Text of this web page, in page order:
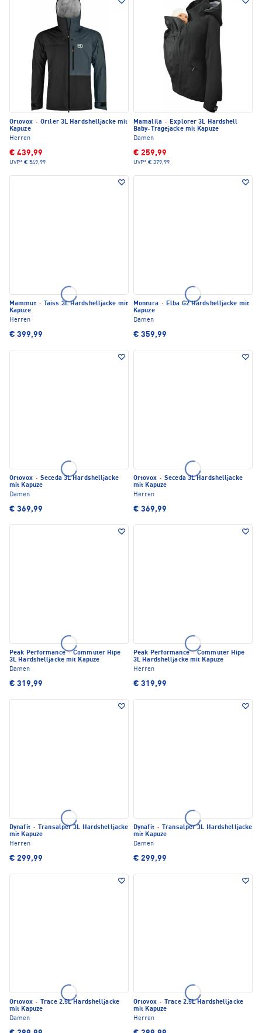
Ortovox · Ortler 3L Hardshelljacke mit
Kapuze
Herren
€ 439,99
UVP* € 549,99
Mamalila · Explorer 3L Hardshell
Baby-Tragejacke mit Kapuze
Damen
€ 259,99
UVP* € 379,99
Mammut ·
Taiss 3L Hardshelljacke mit
Kapuze
Herren
€ 399,99
Montura · Elba G2 Hardshelljacke mit
Kapuze
Damen
€ 359,99
Ortovox · Seceda 3L Hardshelljacke
mit Kapuze
Damen
€ 369,99
Ortovox · Seceda 3L Hardshelljacke
mit Kapuze
Herren
€ 369,99
Peak Performance·Commuter Hipe
3L Hardshelljacke mit Kapuze
Damen
€ 319,99
Peak Performance·Commuter Hipe
3L Hardshelljacke mit Kapuze
Herren
€ 319,99
Dynafit ·
Transalper 3L Hardshelljacke
mit Kapuze
Herren
€ 299,99
Dynafit ·
Transalper 3L Hardshelljacke
mit Kapuze
Damen
€ 299,99
Ortovox ·
Trace 2.5L Hardshelljacke
mit Kapuze
Damen
Ortovox ·
Trace 2.5L Hardshelljacke
mit Kapuze
Herren